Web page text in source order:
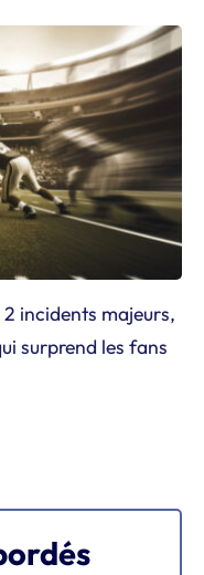
incidents majeurs,
surprend les fans